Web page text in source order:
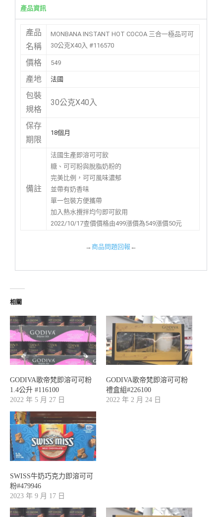
產品資訊
產品
名稱
MONBANA INSTANT HOT COCOA 三合一極品可可
30公克X40入 #116570
價格 549
產地 法國
包裝
規格
30公克X40入
保存
期限
18個月
備註
法國生產即溶可可飲
糖、可可粉與脫脂奶粉的
完美比例，可可風味濃郁
並帶有奶香味
單一包裝方便攜帶
加入熱水攪拌均勻即可飲用
2022/10/17查價價格由499漲價為549漲價50元
→ 商品問題回報 ←
相關
GODIVA歌帝梵即溶可可粉
1.4公升 #116100
2022 年 5 月 27 日
GODIVA歌帝梵即溶可可粉
禮盒組#226100
2022 年 2 月 24 日
SWISS牛奶巧克力即溶可可
粉#479946
2023 年 9 月 17 日